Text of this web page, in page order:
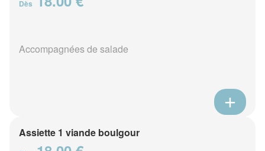
Dès
Accompagnées de salade
Assiette 1 viande boulgour